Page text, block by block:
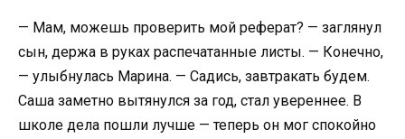
— Мам, можешь проверить мой реферат? — заглянул
сын, держа в руках распечатанные листы. — Конечно,
— улыбнулась Марина. — Садись, завтракать будем.
Саша заметно вытянулся за год, стал увереннее. В
школе дела пошли лучше — теперь он мог спокойно